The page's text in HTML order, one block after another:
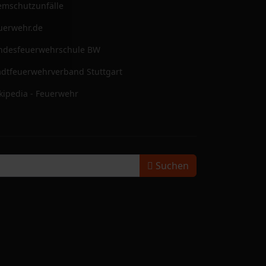
BW
Stuttgart
- Feuerwehr
Suchen
Suchen